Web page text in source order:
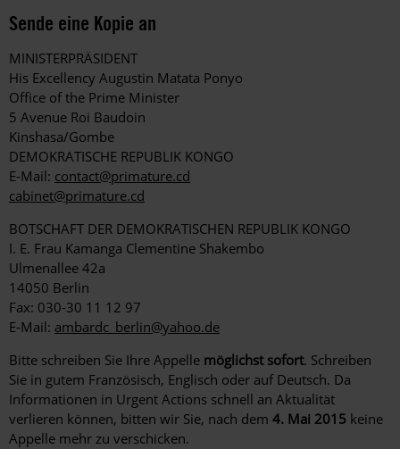
Sende eine Kopie an
MINISTERPRÄSIDENT
His Excellency Augustin Matata Ponyo
Office of the Prime Minister
5 Avenue Roi Baudoin
Kinshasa/Gombe
DEMOKRATISCHE REPUBLIK KONGO
E-Mail: contact@primature.cd
cabinet@primature.cd
BOTSCHAFT DER DEMOKRATISCHEN REPUBLIK KONGO
I. E. Frau Kamanga Clementine Shakembo
Ulmenallee 42a
14050 Berlin
Fax: 030-30 11 12 97
E-Mail: ambardc_berlin@yahoo.de
Bitte schreiben Sie Ihre Appelle möglichst sofort. Schreiben
Sie in gutem Französisch, Englisch oder auf Deutsch. Da
Informationen in Urgent Actions schnell an Aktualität
verlieren können, bitten wir Sie, nach dem 4. Mai 2015 keine
Appelle mehr zu verschicken.